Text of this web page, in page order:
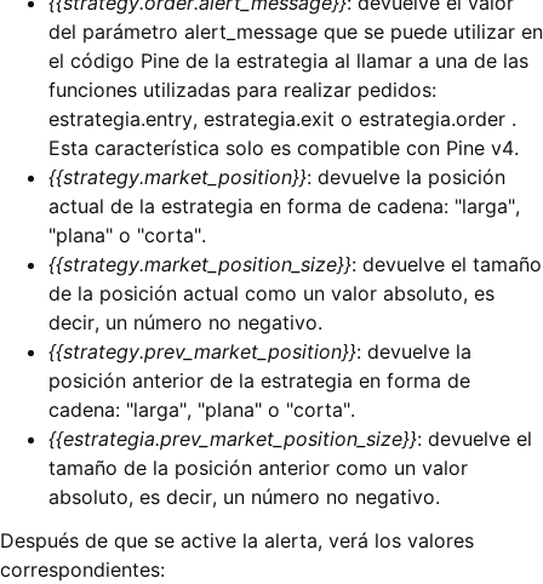
del parámetro alert_message que se puede utilizar en
el código Pine de la estrategia al llamar a una de las
funciones utilizadas para realizar pedidos:
estrategia.entry, estrategia.exit o estrategia.order .
Esta característica solo es compatible con Pine v4.
{{strategy.market_position}}: devuelve la posición
actual de la estrategia en forma de cadena: "larga",
"plana" o "corta".
{{strategy.market_position_size}}: devuelve el tamaño
de la posición actual como un valor absoluto, es
decir, un número no negativo.
{{strategy.prev_market_position}}: devuelve la
posición anterior de la estrategia en forma de
cadena: "larga", "plana" o "corta".
{{estrategia.prev_market_position_size}}: devuelve el
tamaño de la posición anterior como un valor
absoluto, es decir, un número no negativo.
Después de que se active la alerta, verá los valores
correspondientes: